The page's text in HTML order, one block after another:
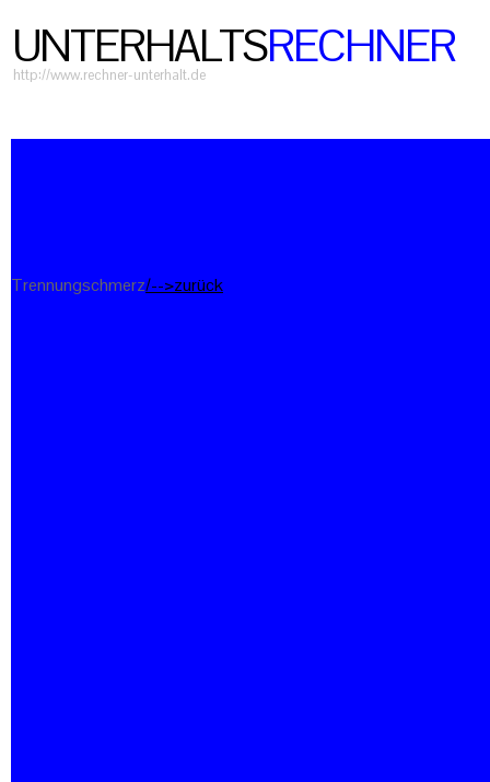
UNTERHALTSRECHNER
http://www.rechner-unterhalt.de
Trennungschmerz/-->zurück